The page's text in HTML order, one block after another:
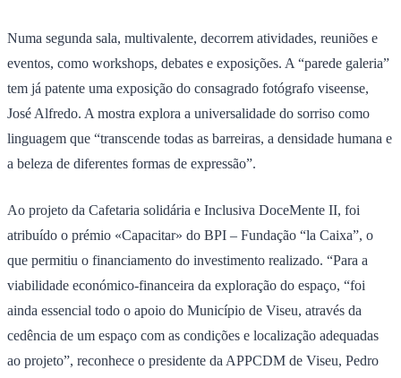
Numa segunda sala, multivalente, decorrem atividades, reuniões e
eventos, como workshops, debates e exposições. A “parede galeria”
tem já patente uma exposição do consagrado fotógrafo viseense,
José Alfredo. A mostra explora a universalidade do sorriso como
linguagem que “transcende todas as barreiras, a densidade humana e
a beleza de diferentes formas de expressão”.
Ao projeto da Cafetaria solidária e Inclusiva DoceMente II, foi
atribuído o prémio «Capacitar» do BPI – Fundação “la Caixa”, o
que permitiu o financiamento do investimento realizado. “Para a
viabilidade económico-financeira da exploração do espaço, “foi
ainda essencial todo o apoio do Município de Viseu, através da
cedência de um espaço com as condições e localização adequadas
ao projeto”, reconhece o presidente da APPCDM de Viseu, Pedro